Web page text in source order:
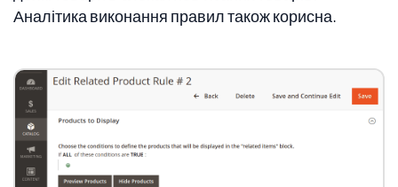
Аналітика виконання правил також корисна.